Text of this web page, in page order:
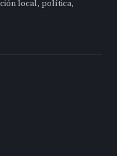
local, política,